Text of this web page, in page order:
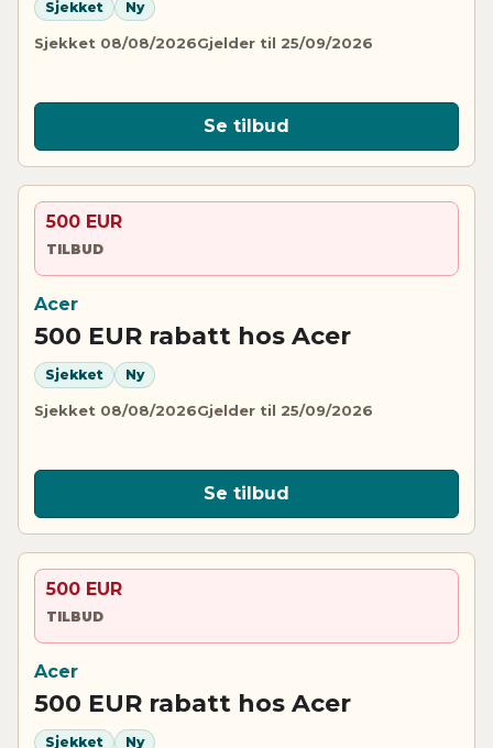
Sjekket Ny
Sjekket 08/08/2026Gjelder til 25/09/2026
Se tilbud
500 EUR
TILBUD
Acer
500 EUR rabatt hos Acer
Sjekket Ny
Sjekket 08/08/2026Gjelder til 25/09/2026
Se tilbud
500 EUR
TILBUD
Acer
500 EUR rabatt hos Acer
Sjekket Ny